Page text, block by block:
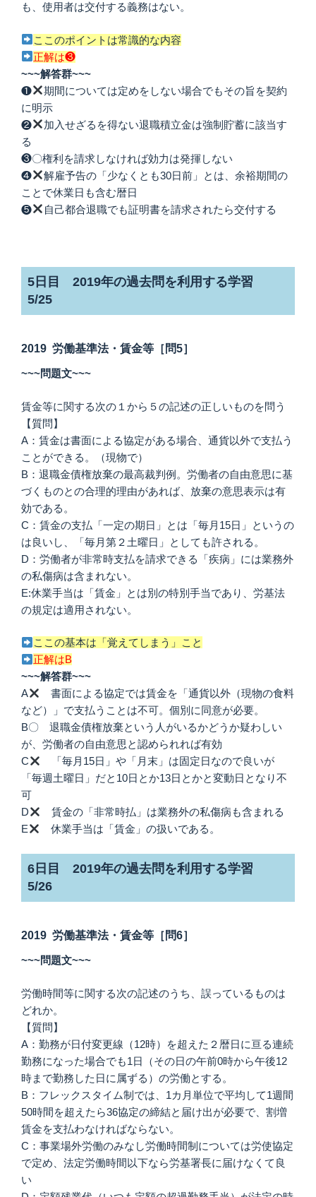
も、使用者は交付する義務はない。
ここのポイントは常識的な内容
正解は❸
~~~解答群~~~
❶
期間については定めをしない場合でもその旨を契約
に明示
❷
加入せざるを得ない退職積立金は強制貯蓄に該当す
る
❸〇権利を請求しなければ効力は発揮しない
❹
解雇予告の「少なくとも30日前」とは、余裕期間の
ことで休業日も含む暦日
❺
自己都合退職でも証明書を請求されたら交付する
5日目 2019年の過去問を利用する学習
5/25
2019 労働基準法・賃金等［問5］
~~~問題文~~~
賃金等に関する次の１から５の記述の正しいものを問う
【質問】
A：賃金は書面による協定がある場合、通貨以外で支払う
ことができる。（現物で）
B：退職金債権放棄の最高裁判例。労働者の自由意思に基
づくものとの合理的理由があれば、放棄の意思表示は有
効である。
C：賃金の支払「一定の期日」とは「毎月15日」というの
は良いし、「毎月第２土曜日」としても許される。
D：労働者が非常時支払を請求できる「疾病」には業務外
の私傷病は含まれない。
E:休業手当は「賃金」とは別の特別手当であり、労基法
の規定は適用されない。
ここの基本は「覚えてしまう」こと
正解はB
~~~解答群~~~
A
書面による協定では賃金を「通貨以外（現物の食料
など）」で支払うことは不可。個別に同意が必要。
B〇 退職金債権放棄という人がいるかどうか疑わしい
が、労働者の自由意思と認められれば有効
C
「毎月15日」や「月末」は固定日なので良いが
「毎週土曜日」だと10日とか13日とかと変動日となり不
可
D
賃金の「非常時払」は業務外の私傷病も含まれる
E
休業手当は「賃金」の扱いである。
6日目 2019年の過去問を利用する学習
5/26
2019 労働基準法・賃金等［問6］
~~~問題文~~~
労働時間等に関する次の記述のうち、誤っているものは
どれか。
【質問】
A：勤務が日付変更線（12時）を超えた２暦日に亘る連続
勤務になった場合でも1日（その日の午前0時から午後12
時まで勤務した日に属ずる）の労働とする。
B：フレックスタイム制では、1カ月単位で平均して1週間
50時間を超えたら36協定の締結と届け出が必要で、割増
賃金を支払わなければならない。
C：事業場外労働のみなし労働時間制については労使協定
で定め、法定労働時間以下なら労基署長に届けなくて良
い